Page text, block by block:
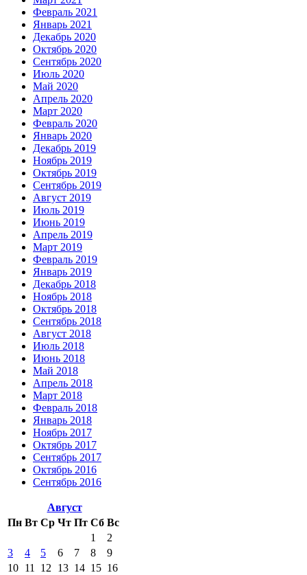
Февраль 2021
Январь 2021
Декабрь 2020
Октябрь 2020
Сентябрь 2020
Июль 2020
Май 2020
Апрель 2020
Март 2020
Февраль 2020
Январь 2020
Декабрь 2019
Ноябрь 2019
Октябрь 2019
Сентябрь 2019
Август 2019
Июль 2019
Июнь 2019
Апрель 2019
Март 2019
Февраль 2019
Январь 2019
Декабрь 2018
Ноябрь 2018
Октябрь 2018
Сентябрь 2018
Август 2018
Июль 2018
Июнь 2018
Май 2018
Апрель 2018
Март 2018
Февраль 2018
Январь 2018
Ноябрь 2017
Октябрь 2017
Сентябрь 2017
Октябрь 2016
Сентябрь 2016
Август
Пн Вт Ср Чт Пт Сб Вс
1
2
3
4 5 6 7 8
9
10 11 12 13 14 15 16